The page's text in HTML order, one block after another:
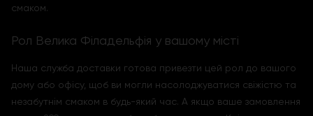
смаком.
Рол Велика Філадельфія у вашому місті
Наша служба доставки готова привезти цей рол до вашого
дому або офісу, щоб ви могли насолоджуватися свіжістю та
незабутнім смаком в будь-який час. А якщо ваше замовлення